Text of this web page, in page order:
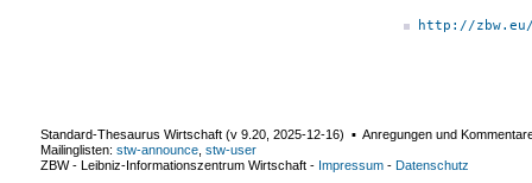
http://
Standard-Thesaurus Wirtschaft (v 9.20 2025-12-16) ▪ Anregungen und
Mailinglisten: stw-announce stw-user
ZBW - Leibniz-Informationszentrum Wirtschaft - Impressum - Datenschutz